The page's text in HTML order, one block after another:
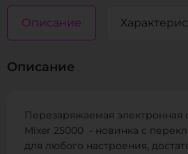
Описание
Описание
Перезаряжаемая электронная
Mixer 25000 - новинка с
для любого настроения,